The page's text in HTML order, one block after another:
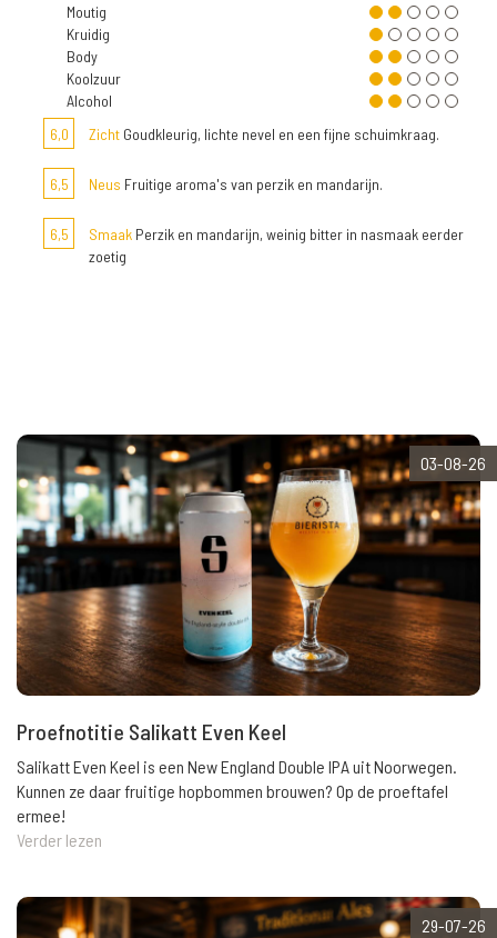
Moutig
Kruidig
Body
Koolzuur
Alcohol
6,0
Zicht Goudkleurig, lichte nevel en een fijne schuimkraag.
6,5 Neus Fruitige aroma's van perzik en mandarijn.
6,5 Smaak Perzik en mandarijn, weinig bitter in nasmaak eerder
zoetig
03-08-26
Proefnotitie Salikatt Even Keel
Salikatt Even Keel is een New England Double IPA uit Noorwegen.
Kunnen ze daar fruitige hopbommen brouwen? Op de proeftafel
ermee!
Verder lezen
29-07-26